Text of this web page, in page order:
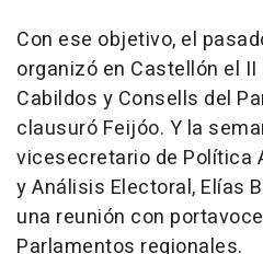
Con ese objetivo, el
organizó en Castellón el
Cabildos y Consells del
clausuró Feijóo. Y la
vicesecretario de Política
y Análisis Electoral, Elías
una reunión con
Parlamentos regionales.